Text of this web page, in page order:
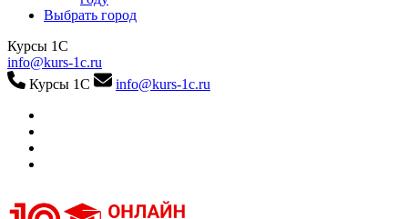
Выбрать город
Курсы 1С
info@kurs-1c.ru
Курсы 1С
info@kurs-1c.ru